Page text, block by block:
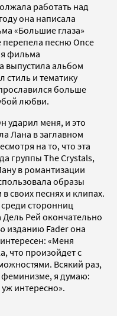
работать над
она написала
«Большие глаза»
перепела песню Once
фильма
выпустила альбом
и тематику
больше
любви.
ударил меня, и это
Лана в заглавном
на то, что эта
группы The Crystals,
в романтизации
образы
своих песнях и клипах.
сторонниц
Рей окончательно
изданию Fader она
«Меня
что произойдет с
Всякий раз,
я думаю:
интересно».